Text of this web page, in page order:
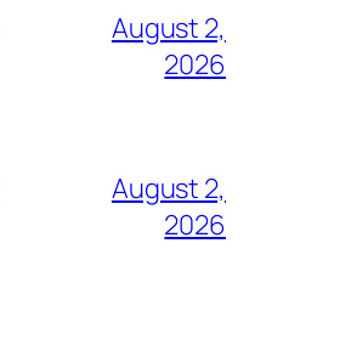
August 2,
2026
August 2,
2026